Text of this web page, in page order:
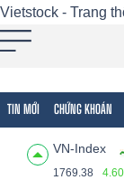
Vietstock - Trang
TIN MỚI CHỨNG KHOÁN
VN-Index
1769.38 4.60
Tất cả Tính
Tính